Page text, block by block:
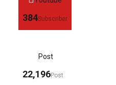
384Subscriber
Post
22,196Post